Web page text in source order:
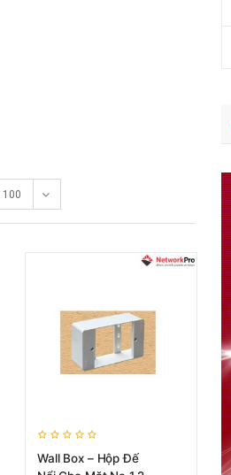
100
Wall Box – Hộp Đế